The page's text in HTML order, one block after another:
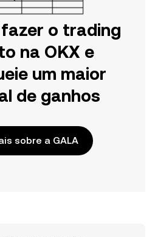
o trading
na OKX e
um maior
de ganhos
sobre a GALA